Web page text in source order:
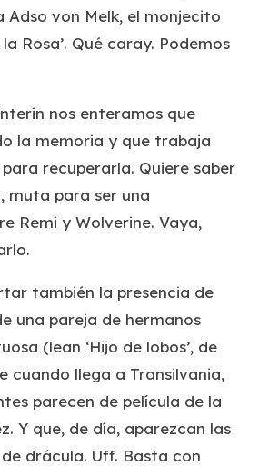
Adso von Melk, el monjecito
Rosa’. Qué caray. Podemos
nos enteramos que
la memoria y que trabaja
recuperarla. Quiere saber
muta para ser una
Remi y Wolverine. Vaya,
también la presencia de
una pareja de hermanos
(lean ‘Hijo de lobos’, de
cuando llega a Transilvania,
parecen de película de la
Y que, de día, aparezcan las
drácula. Uff. Basta con